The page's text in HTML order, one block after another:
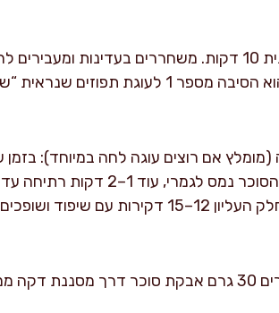
שלי, החיתוך המוקדם הוא הסיבה
אופציונלי להגשה: מפזרים 30 גרם אבקת